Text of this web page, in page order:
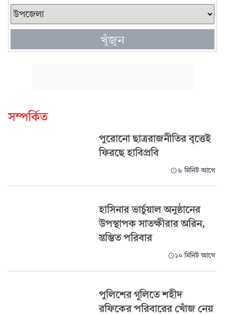
খুঁজুন
সম্পর্কিত
পুরোনো ছাত্ররাজনীতির বৃত্তেই
ফিরছে হাবিপ্রবি
৬ মিনিট আগে
হাসিনার ভার্চুয়াল অনুষ্ঠানের
উপস্থাপক সাতক্ষীরার অরিন,
স্তম্ভিত পরিবার
১০ মিনিট আগে
পুলিশের গুলিতে শহীদ
রফিকের পরিবারের খোঁজ নেয়